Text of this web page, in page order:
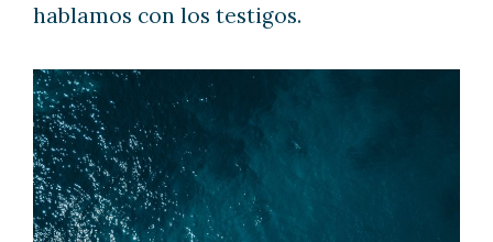
hablamos con los testigos.